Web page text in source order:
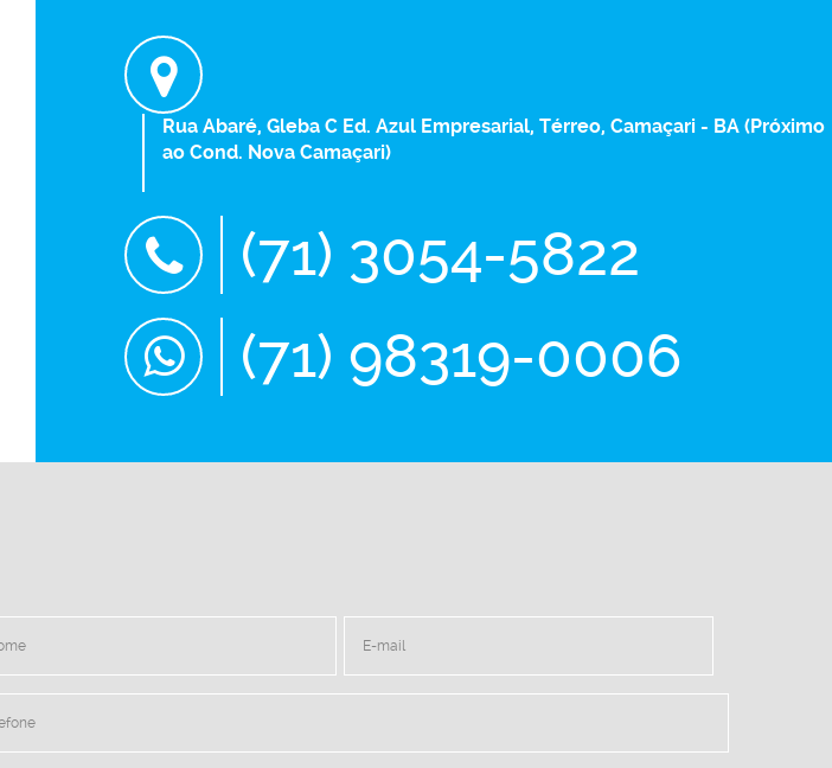
Rua Abaré, Gleba C Ed. Azul Empresarial, Térreo, Camaçari - BA (Próximo
ao Cond. Nova Camaçari)
(71) 3054-5822
(71) 98319-0006